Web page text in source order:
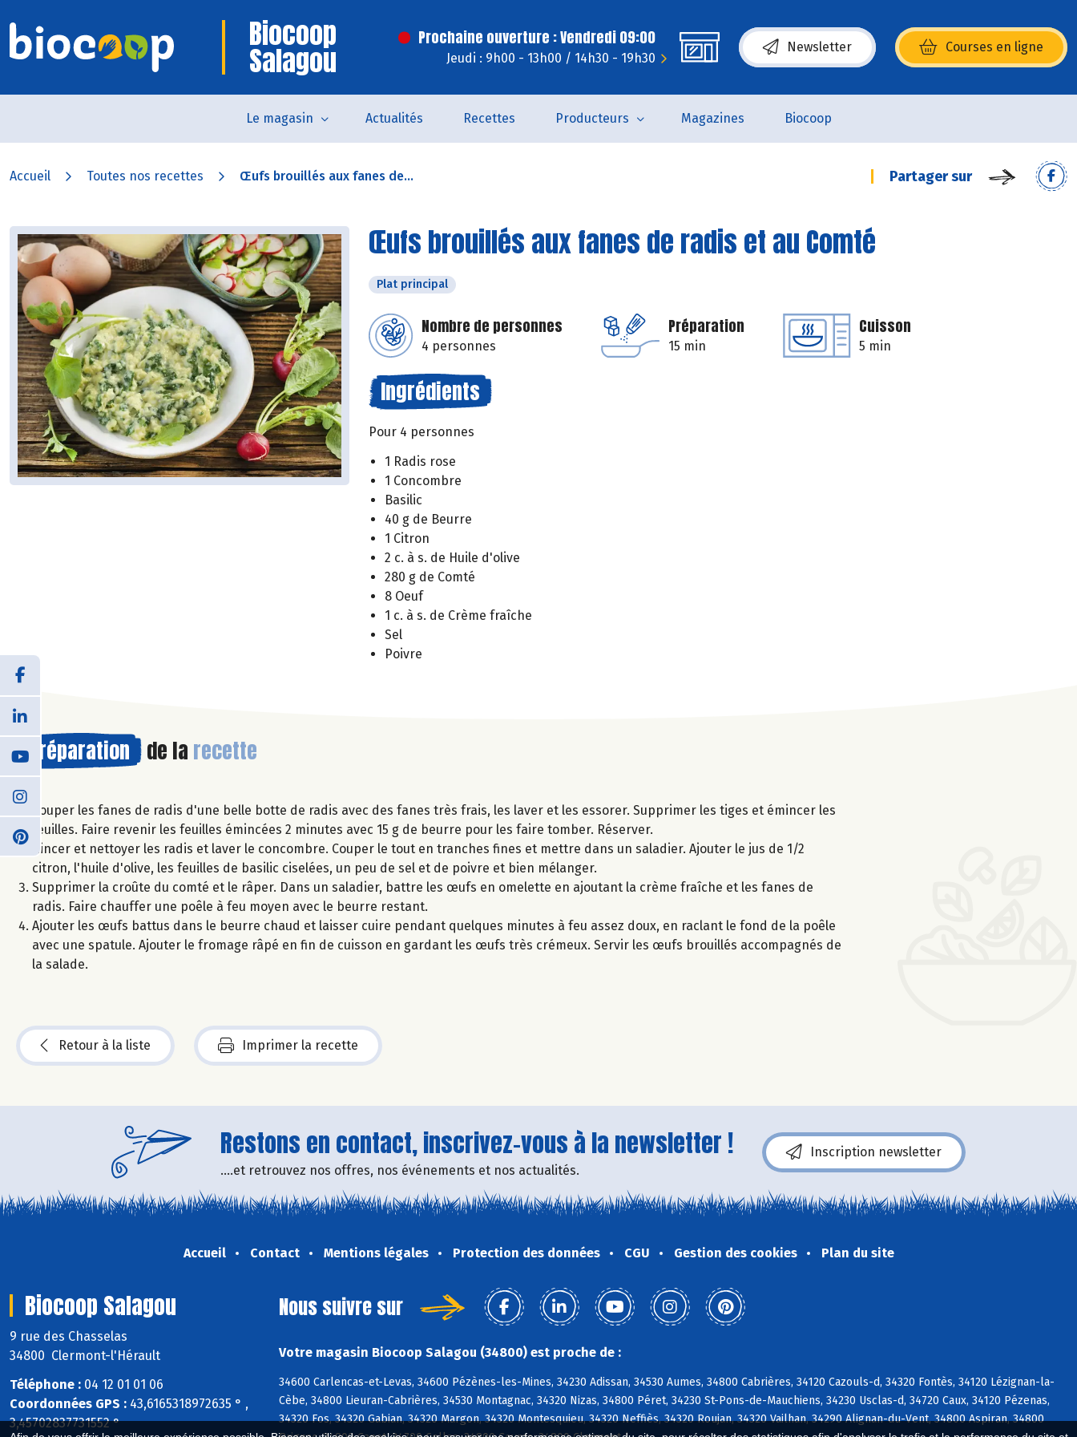
Biocoop
Salagou
Prochaine ouverture : Vendredi 09:00
Jeudi : 9h00 - 13h00 / 14h30 - 19h30
Newsletter Courses en ligne
(s’ouvre dans une nouvelle fenêtre)
Le magasin Actualités Recettes Producteurs Magazines Biocoop
Accueil Toutes nos recettes Œufs brouillés aux fanes de... Partager sur
Œufs brouillés aux fanes de radis et au Comté
Plat principal
Nombre de personnes
4 personnes
Préparation
15 min
Cuisson
5 min
Ingrédients
Pour 4 personnes
1 Radis rose
1 Concombre
Basilic
40 g de Beurre
1 Citron
2 c. à s. de Huile d'olive
280 g de Comté
8 Oeuf
1 c. à s. de Crème fraîche
Sel
Poivre
Préparation de la recette
Couper les fanes de radis d'une belle botte de radis avec des fanes très frais, les laver et les essorer. Supprimer les tiges et émincer les
feuilles. Faire revenir les feuilles émincées 2 minutes avec 15 g de beurre pour les faire tomber. Réserver.
Rincer et nettoyer les radis et laver le concombre. Couper le tout en tranches fines et mettre dans un saladier. Ajouter le jus de 1/2
citron, l'huile d'olive, les feuilles de basilic ciselées, un peu de sel et de poivre et bien mélanger.
Supprimer la croûte du comté et le râper. Dans un saladier, battre les œufs en omelette en ajoutant la crème fraîche et les fanes de
radis. Faire chauffer une poêle à feu moyen avec le beurre restant.
Ajouter les œufs battus dans le beurre chaud et laisser cuire pendant quelques minutes à feu assez doux, en raclant le fond de la poêle
avec une spatule. Ajouter le fromage râpé en fin de cuisson en gardant les œufs très crémeux. Servir les œufs brouillés accompagnés de
la salade.
Retour à la liste Imprimer la recette
Restons en contact, inscrivez-vous à la newsletter !
....et retrouvez nos offres, nos événements et nos actualités.
Inscription newsletter
Accueil Contact Mentions légales Protection des données CGU Gestion des cookies Plan du site
Biocoop Salagou
9 rue des Chasselas
34800 Clermont-l'Hérault
Téléphone : 04 12 01 01 06
Coordonnées GPS : 43,6165318972635 ° ,
3,45702837731552 °
Nous suivre sur
Votre magasin Biocoop Salagou (34800) est proche de :
34600 Carlencas-et-Levas, 34600 Pézènes-les-Mines, 34230 Adissan, 34530 Aumes, 34800 Cabrières, 34120 Cazouls-d, 34320 Fontès, 34120 Lézignan-la-
Cèbe, 34800 Lieuran-Cabrières, 34530 Montagnac, 34320 Nizas, 34800 Péret, 34230 St-Pons-de-Mauchiens, 34230 Usclas-d, 34720 Caux, 34120 Pézenas,
34320 Fos, 34320 Gabian, 34320 Margon, 34320 Montesquieu, 34320 Neffiès, 34320 Roujan, 34320 Vailhan, 34290 Alignan-du-Vent, 34800 Aspiran, 34800